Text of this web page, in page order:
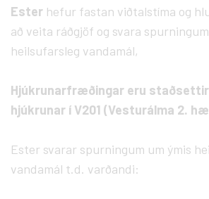
Ester hefur fastan viðtalstíma og
að veita ráðgjöf og svara
heilsufarsleg vandamál,
Hjúkrunarfræðingar eru
hjúkrunar í V201 (Vesturálma 2.
Ester svarar spurningum um ýmis
vandamál t.d. varðandi: